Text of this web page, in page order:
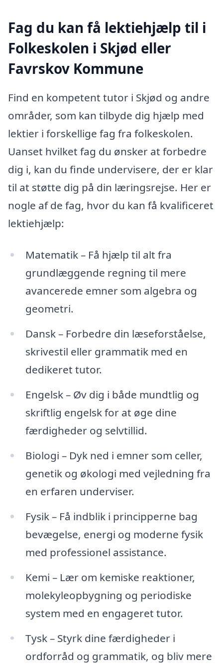
Fag du kan få lektiehjælp til i
Folkeskolen i Skjød eller
Favrskov Kommune
Find en kompetent tutor i Skjød og andre
områder, som kan tilbyde dig hjælp med
lektier i forskellige fag fra folkeskolen.
Uanset hvilket fag du ønsker at forbedre
dig i, kan du finde undervisere, der er klar
til at støtte dig på din læringsrejse. Her er
nogle af de fag, hvor du kan få kvalificeret
lektiehjælp:
Matematik – Få hjælp til alt fra
grundlæggende regning til mere
avancerede emner som algebra og
geometri.
Dansk – Forbedre din læseforståelse,
skrivestil eller grammatik med en
dedikeret tutor.
Engelsk – Øv dig i både mundtlig og
skriftlig engelsk for at øge dine
færdigheder og selvtillid.
Biologi – Dyk ned i emner som celler,
genetik og økologi med vejledning fra
en erfaren underviser.
Fysik – Få indblik i principperne bag
bevægelse, energi og moderne fysik
med professionel assistance.
Kemi – Lær om kemiske reaktioner,
molekyleopbygning og periodiske
system med en engageret tutor.
Tysk – Styrk dine færdigheder i
ordforråd og grammatik, og bliv mere